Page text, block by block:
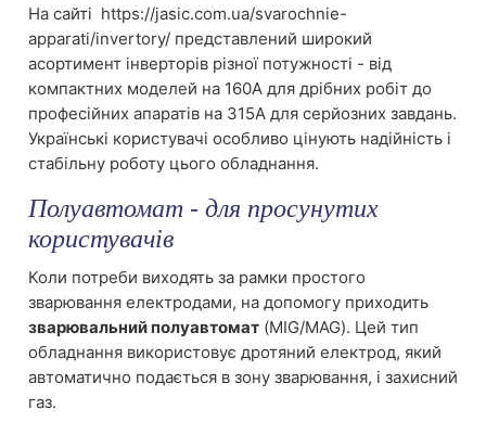
На сайті https://jasic.com.ua/svarochnie-
apparati/invertory/ представлений широкий
асортимент інверторів різної потужності - від
компактних моделей на 160А для дрібних робіт до
професійних апаратів на 315А для серйозних завдань.
Українські користувачі особливо цінують надійність і
стабільну роботу цього обладнання.
Полуавтомат - для просунутих
користувачів
Коли потреби виходять за рамки простого
зварювання електродами, на допомогу приходить
зварювальний полуавтомат (MIG/MAG). Цей тип
обладнання використовує дротяний електрод, який
автоматично подається в зону зварювання, і захисний
газ.